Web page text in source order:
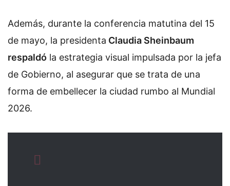
Además, durante la conferencia matutina del 15
de mayo, la presidenta Claudia Sheinbaum
respaldó la estrategia visual impulsada por la jefa
de Gobierno, al asegurar que se trata de una
forma de embellecer la ciudad rumbo al Mundial
2026.